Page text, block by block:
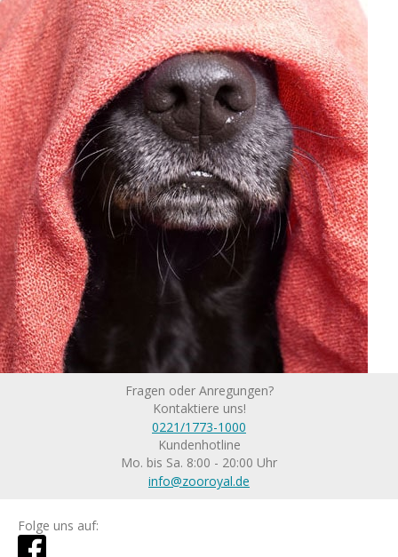
Fragen oder Anregungen?
Kontaktiere uns!
0221/1773-1000
Kundenhotline
Mo. bis Sa. 8:00 - 20:00 Uhr
info@zooroyal.de
Folge uns auf: